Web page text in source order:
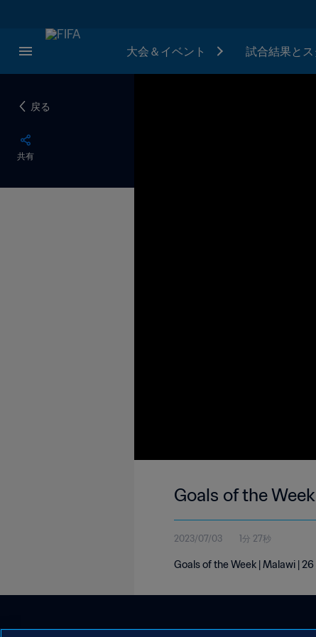
大会＆イベント 試合結果とス
戻る
共有
Goals of the
2023/07/03 1分 27秒
Goals of the Week | Malawi |